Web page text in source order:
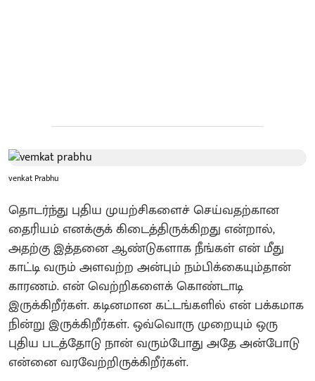
venkat Prabhu
தொடர்ந்து புதிய முயற்சிகளைச் செய்வதற்கான
தைரியம் எனக்குக் கிடைத்திருக்கிறது என்றால்,
அதற்கு இத்தனை ஆண்டுகளாக நீங்கள் என் மீது
காட்டி வரும் அளவற்ற அன்பும் நம்பிக்கையும்தான்
காரணம். என் வெற்றிகளைக் கொண்டாடி
இருக்கிறீர்கள். கடினமான கட்டங்களில் என் பக்கமாக
நின்று இருக்கிறீர்கள். ஒவ்வொரு முறையும் ஒரு
புதிய படத்தோடு நான் வரும்போது அதே அன்போடு
என்னை வரவேற்றிருக்கிறீர்கள்.